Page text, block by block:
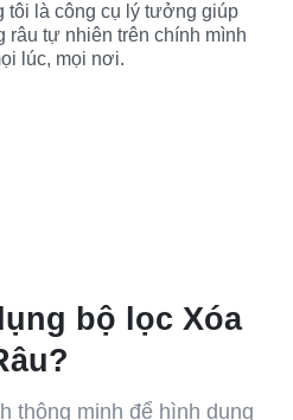
tôi là công cụ lý tưởng giúp
râu tự nhiên trên chính mình
lúc, mọi nơi.
bộ lọc Xóa
thông minh để hình dung